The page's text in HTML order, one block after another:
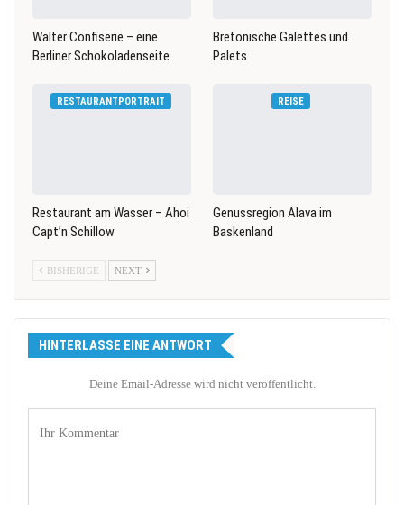
Walter Confiserie – eine
Berliner Schokoladenseite
Bretonische Galettes und
Palets
RESTAURANTPORTRAIT
Restaurant am Wasser – Ahoi
Capt’n Schillow
REISE
Genussregion Alava im
Baskenland
BISHERIGE NEXT
HINTERLASSE EINE ANTWORT
Deine Email-Adresse wird nicht veröffentlicht.